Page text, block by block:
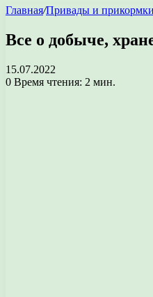
Главная/Привады и прикормки
Все о добыче,
15.07.2022
0 Время чтения: 2 мин.